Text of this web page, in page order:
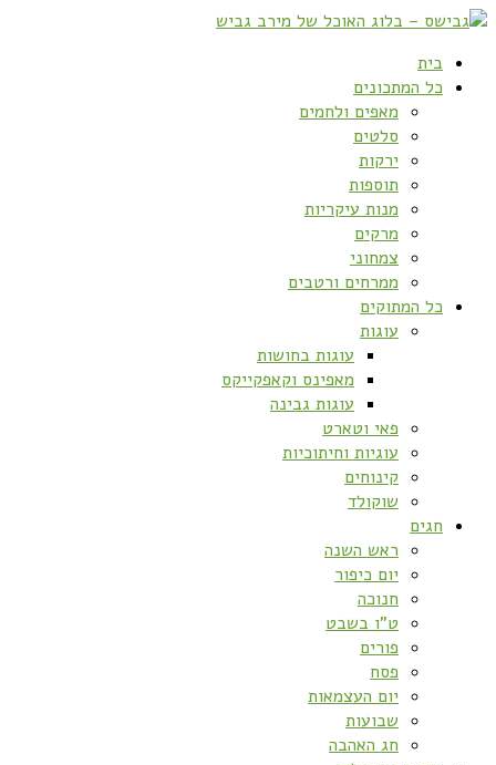
בית
כל המתכונים
מאפים ולחמים
סלטים
ירקות
תוספות
מנות עיקריות
מרקים
צמחוני
ממרחים ורטבים
כל המתוקים
עוגות
עוגות בחושות
מאפינס וקאפקייקס
עוגות גבינה
פאי וטארט
עוגיות וחיתוכיות
קינוחים
שוקולד
חגים
ראש השנה
יום כיפור
חנוכה
ט”ו בשבט
פורים
פסח
יום העצמאות
שבועות
חג האהבה